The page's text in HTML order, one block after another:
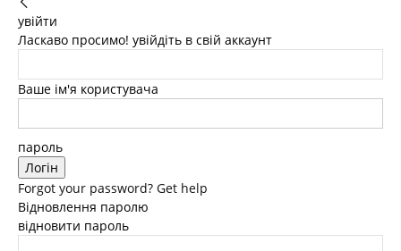
увійти
Ласкаво просимо! увійдіть в свій аккаунт
Ваше ім'я користувача
пароль
Forgot your password? Get help
Відновлення паролю
відновити пароль